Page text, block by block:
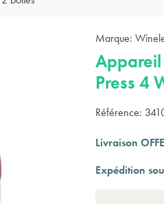
en 3 ou 4 fois SANS FRAIS à
€
sous 24 à 48 heures
Marque:
Press 4
Référence:
Livraison
Expédition